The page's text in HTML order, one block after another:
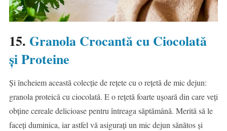
15. Granola Crocantă cu Ciocolată
și Proteine
Și încheiem această colecție de rețete cu o rețetă de mic dejun:
granola proteică cu ciocolată. E o rețetă foarte ușoară din care veți
obține cereale delicioase pentru întreaga săptămână. Merită să le
faceți duminica, iar astfel vă asigurați un mic dejun sănătos și